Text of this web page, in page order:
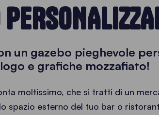
un gazebo pieghevole
e grafiche mozzafiato!
moltissimo, che si tratti di un
spazio esterno del tuo bar o